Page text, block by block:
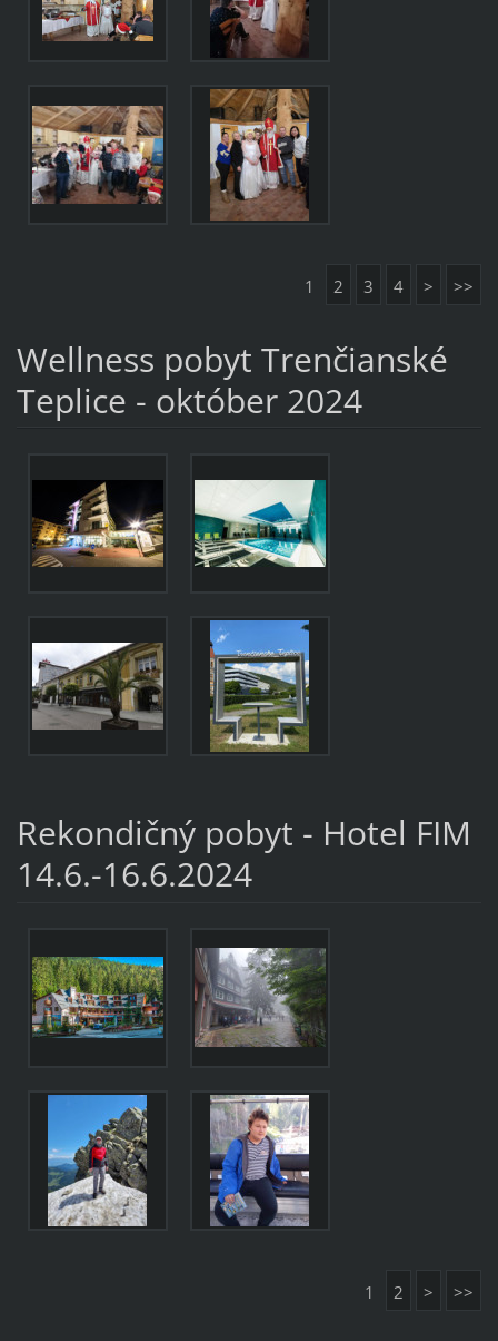
1 2 3 4 > >>
Wellness pobyt Trenčianské
Teplice - október 2024
Rekondičný pobyt - Hotel FIM
14.6.-16.6.2024
1 2 > >>